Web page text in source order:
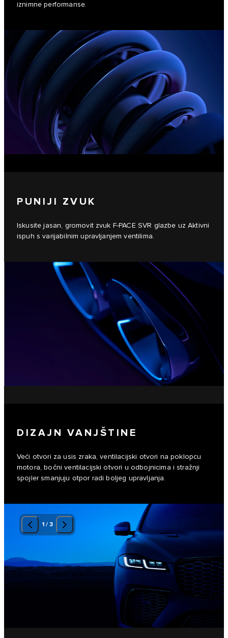
iznimne performanse.
PUNIJI ZVUK
Iskusite jasan, gromovit zvuk F-PACE SVR glazbe uz Aktivni
ispuh s varijabilnim upravljanjem ventilima.
DIZAJN VANJŠTINE
Veći otvori za usis zraka, ventilacijski otvori na poklopcu
motora, bočni ventilacijski otvori u odbojnicima i stražnji
spojler smanjuju otpor radi boljeg upravljanja.
1/ 3